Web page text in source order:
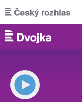
Přejít k hlavnímu